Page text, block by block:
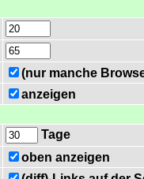
(nur manche
anzeigen
Tage
oben anzeigen